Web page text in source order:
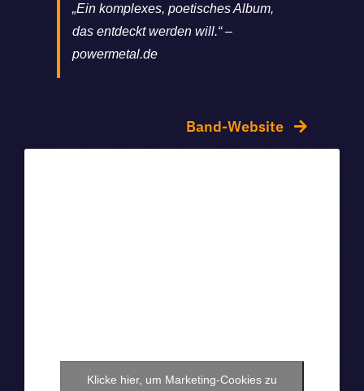
„Ein komplexes, poetisches Album,
das entdeckt werden will.“ –
powermetal.de
Band-Website
Klicke hier, um Marketing-Cookies zu